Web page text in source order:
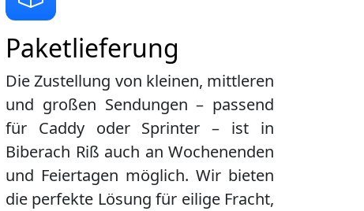
Paketlieferung
Die Zustellung von kleinen, mittleren
und großen Sendungen – passend
für Caddy oder Sprinter – ist in
Biberach Riß auch an Wochenenden
und Feiertagen möglich. Wir bieten
die perfekte Lösung für eilige Fracht,